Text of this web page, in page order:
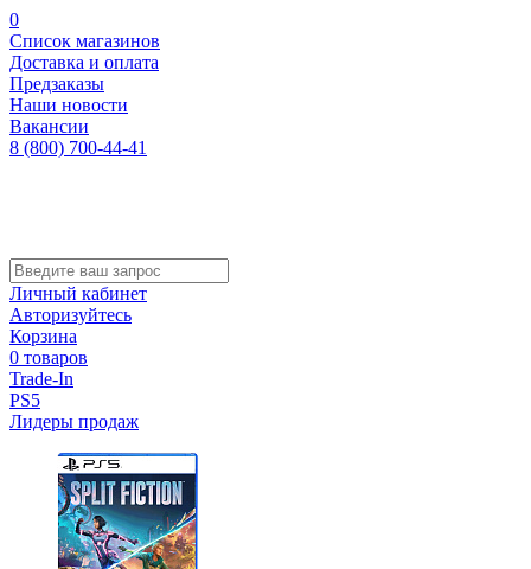
0
Список магазинов
Доставка и оплата
Предзаказы
Наши новости
Вакансии
8 (800) 700-44-41
Личный кабинет
Авторизуйтесь
Корзина
0 товаров
Trade-In
PS5
Лидеры продаж